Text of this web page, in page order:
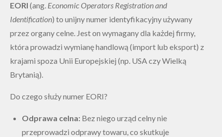
EORI (ang. Economic Operators Registration and
Identification) to unijny numer identyfikacyjny używany
przez organy celne. Jest on wymagany dla każdej firmy,
która prowadzi wymianę handlową (import lub eksport) z
krajami spoza Unii Europejskiej (np. USA czy Wielką
Brytanią).
Do czego służy numer EORI?
Odprawa celna: Bez niego urząd celny nie
przeprowadzi odprawy towaru, co skutkuje